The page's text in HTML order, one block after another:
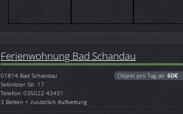
Ferienwohnung Bad Schandau
01814 Bad Schandau
Sebnitzer Str. 17
Telefon: 035022 43431
3 Betten + zusätzlich Aufbettung
Objekt pro Tag ab: 60€